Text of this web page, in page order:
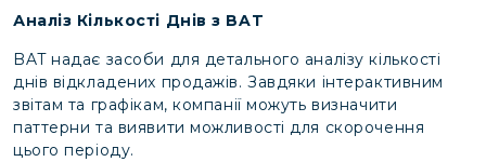
Аналіз Кількості Днів з BAT
BAT надає засоби для детального аналізу кількості
днів відкладених продажів. Завдяки інтерактивним
звітам та графікам, компанії можуть визначити
паттерни та виявити можливості для скорочення
цього періоду.